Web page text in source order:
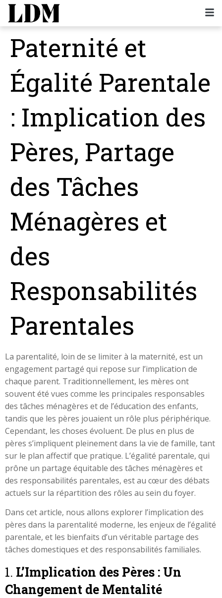
Paternité et
Égalité Parentale
: Implication des
Pères, Partage
des Tâches
Ménagères et
des
Responsabilités
Parentales
La parentalité, loin de se limiter à la maternité, est un
engagement partagé qui repose sur l’implication de
chaque parent. Traditionnellement, les mères ont
souvent été vues comme les principales responsables
des tâches ménagères et de l’éducation des enfants,
tandis que les pères jouaient un rôle plus périphérique.
Cependant, les choses évoluent. De plus en plus de
pères s’impliquent pleinement dans la vie de famille, tant
sur le plan affectif que pratique. L’égalité parentale, qui
prône un partage équitable des tâches ménagères et
des responsabilités parentales, est au cœur des débats
actuels sur la répartition des rôles au sein du foyer.
Dans cet article, nous allons explorer l’implication des
pères dans la parentalité moderne, les enjeux de l’égalité
parentale, et les bienfaits d’un véritable partage des
tâches domestiques et des responsabilités familiales.
1. L’Implication des Pères : Un
Changement de Mentalité